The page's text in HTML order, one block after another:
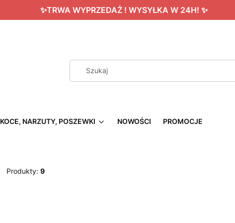
✨TRWA WYPRZEDAŻ ! WYSYŁKA W 24H! ✨
KOCE, NARZUTY, POSZEWKI NOWOŚCI PROMOCJE
Produkty: 9